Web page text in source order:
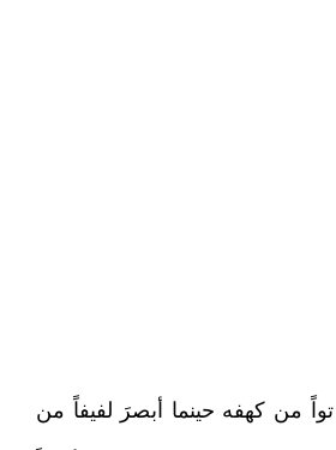
من كهفه حينما أبصرَ لفيفاً من